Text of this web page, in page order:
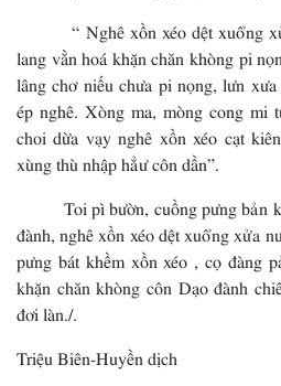
“ Nghê xồn xéo dệt xuổng
lang vằn hoá khặn chăn khòng pi
lâng chơ niếu chưa pi nọng, lưn
ép nghê. Xòng ma, mòng cong mi
choi dừa vạy nghê xồn xéo cạt
xùng thù nhập hẳư côn dần”.
Toi pì bườn, cuồng pưng bản
đành, nghê xồn xéo dệt xuổng xửa
pưng bát khềm xồn xéo , cọ đàng
khặn chăn khòng côn Dạo đành
đơi làn./.
Triệu Biên-Huyền dịch